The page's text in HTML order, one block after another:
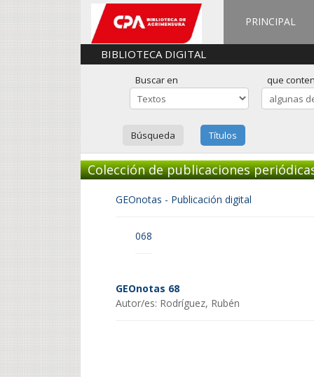
PRINCIPAL
BIBLIOTECA DIGITAL
Buscar en que
Búsqueda Títulos
Colección de publicaciones
GEOnotas - Publicación digital
068
GEOnotas 68
Autor/es: Rodríguez, Rubén